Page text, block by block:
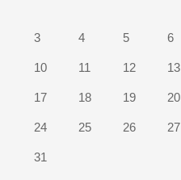
3 4 5 6
10 11 12 13
17 18 19 20
24 25 26 27
31